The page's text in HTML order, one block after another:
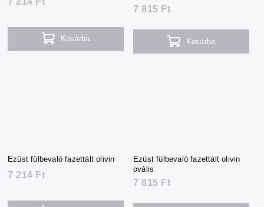
Kosárba
7 815 Ft
Kosárba
Ezüst fülbevaló fazettált olivin
7 214 Ft
Ezüst fülbevaló fazettált olivin
ovális
7 815 Ft